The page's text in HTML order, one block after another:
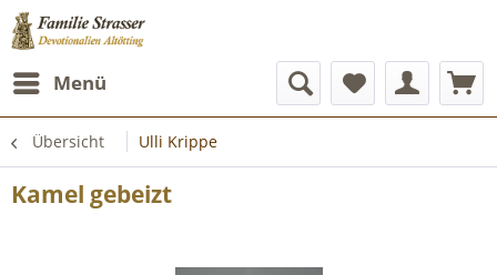
Menü
Übersicht Ulli Krippe
Kamel gebeizt